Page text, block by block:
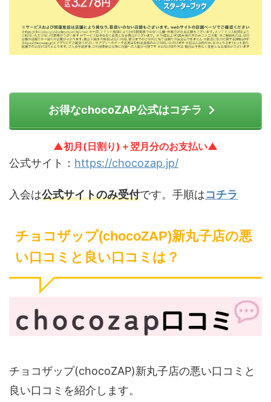
お得なchocoZAP公式はコチラ
▲初月(日割り)＋翌月分のお支払い▲
公式サイト： https://chocozap.jp/
入会は公式サイトのみ受付です。手順はコチラ
チョコザップ(chocoZAP)新丸子店の悪
い口コミと良い口コミは？
チョコザップ(chocoZAP)新丸子店の悪い口コミと
良い口コミを紹介します。